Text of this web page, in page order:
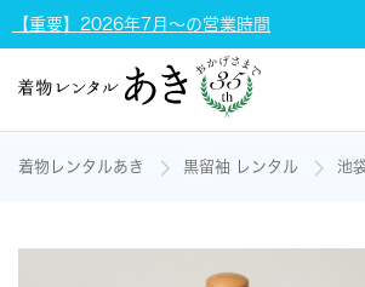
【重要】2026年7月～の営業時間
着物レンタルあき 黒留袖 レンタル 池